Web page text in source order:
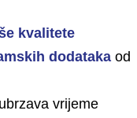
kvalitete
dodataka od
vrĳeme